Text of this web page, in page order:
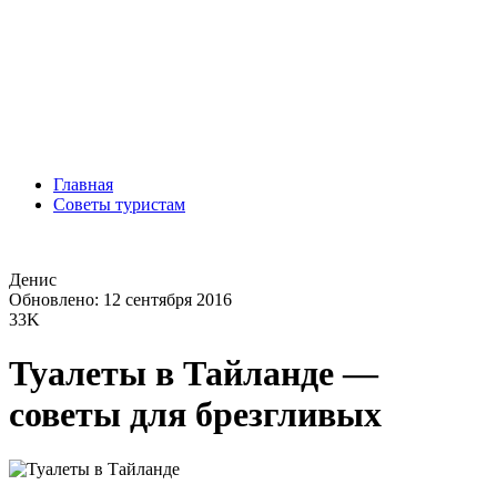
Главная
Советы туристам
Денис
Обновлено: 12 сентября 2016
33K
Туалеты в Тайланде —
советы для брезгливых